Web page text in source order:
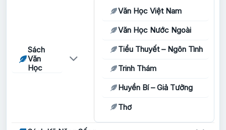
Sách
Văn
Học
Văn Học Việt Nam
Văn Học Nước Ngoài
Tiểu Thuyết – Ngôn Tình
Trinh Thám
Huyền Bí – Giả Tưởng
Thơ